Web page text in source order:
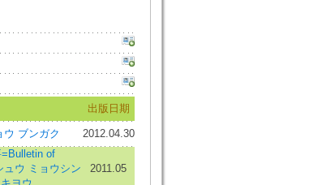
出版日期
ブンガク
2012.04.30
of
ュウ ミョウシン
2011.05